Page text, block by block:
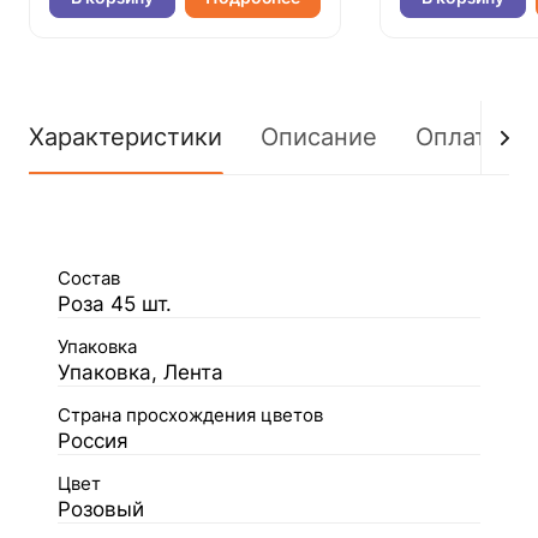
Характеристики Описание Оплата
Состав
Роза 45 шт.
Упаковка
Упаковка, Лента
Страна просхождения цветов
Россия
Цвет
Розовый